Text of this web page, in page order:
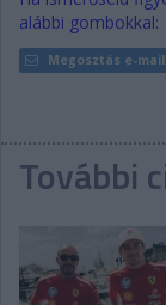
alábbi gombokkal:
Megosztás e-
További